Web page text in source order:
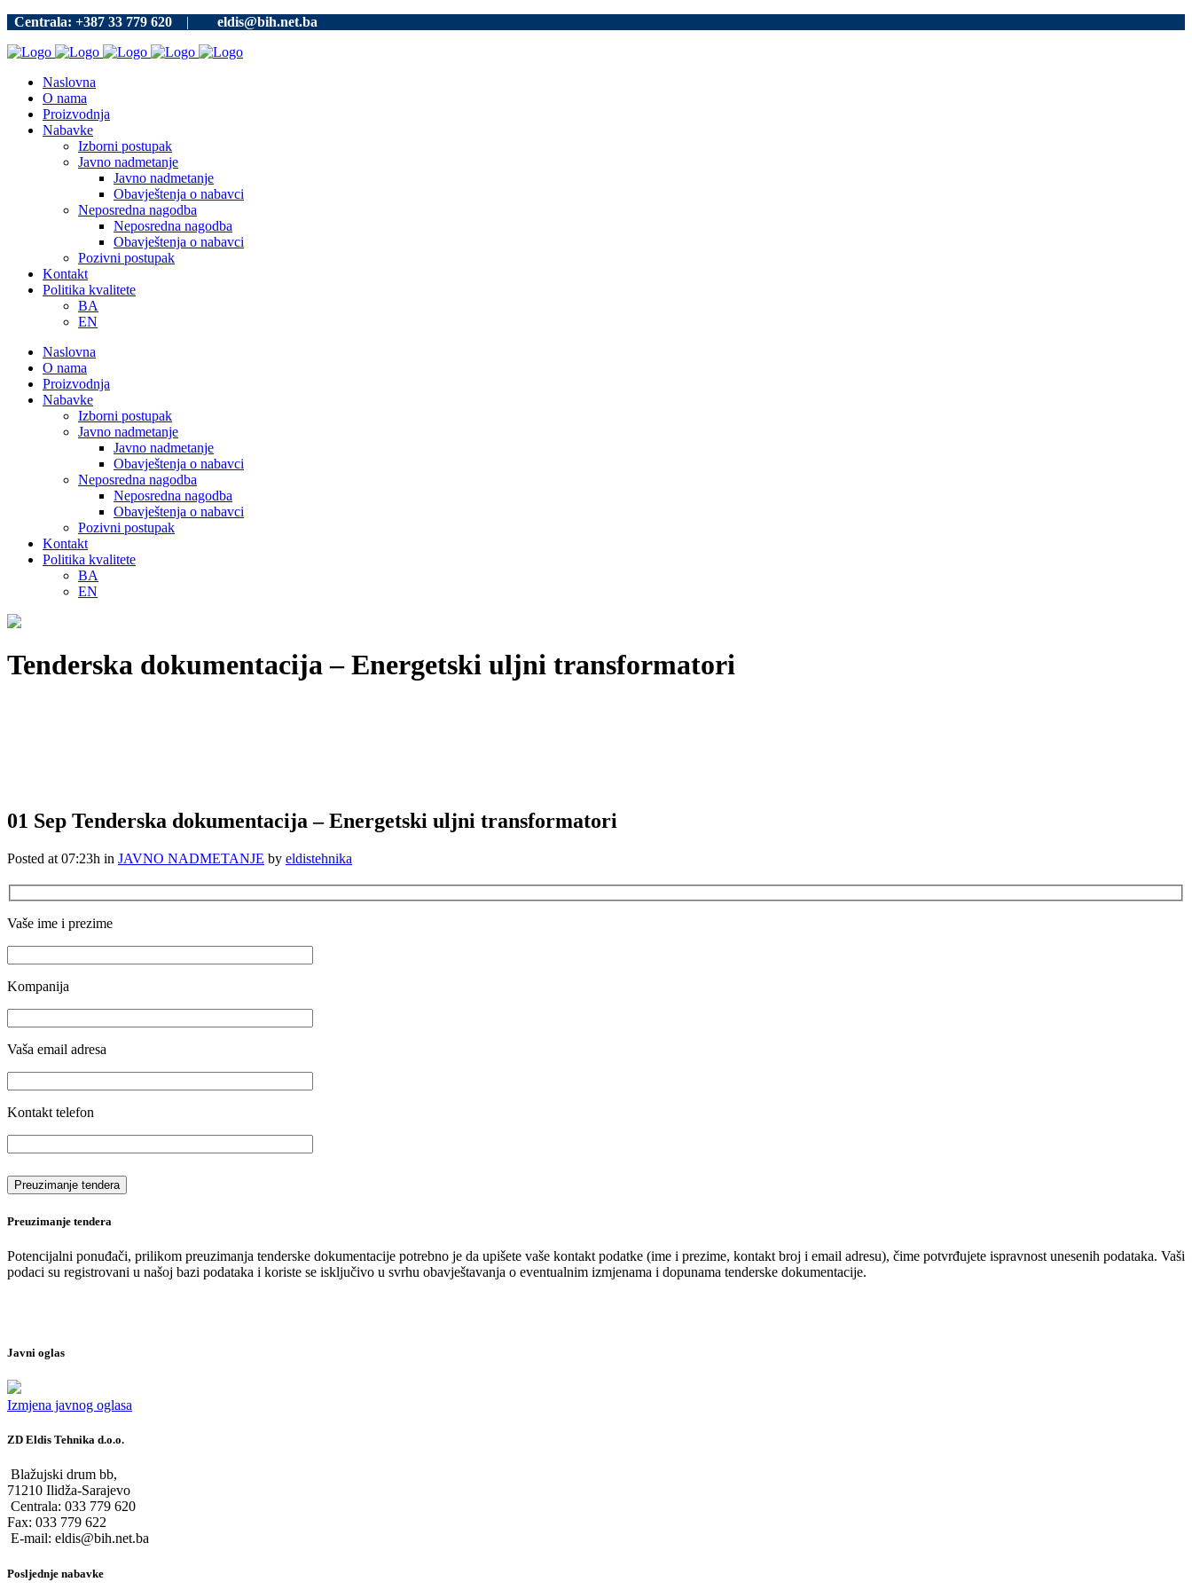
Centrala: +387 33 779 620 | eldis@bih.net.ba
Naslovna
O nama
Proizvodnja
Nabavke
Izborni postupak
Javno nadmetanje
Javno nadmetanje
Obavještenja o nabavci
Neposredna nagodba
Neposredna nagodba
Obavještenja o nabavci
Pozivni postupak
Kontakt
Politika kvalitete
BA
EN
Naslovna
O nama
Proizvodnja
Nabavke
Izborni postupak
Javno nadmetanje
Javno nadmetanje
Obavještenja o nabavci
Neposredna nagodba
Neposredna nagodba
Obavještenja o nabavci
Pozivni postupak
Kontakt
Politika kvalitete
BA
EN
Tenderska dokumentacija – Energetski uljni transformatori
01 Sep Tenderska dokumentacija – Energetski uljni transformatori
Posted at 07:23h in JAVNO NADMETANJE by eldistehnika
Vaše ime i prezime
Kompanija
Vaša email adresa
Kontakt telefon
Preuzimanje tendera
Potencijalni ponuđači, prilikom preuzimanja tenderske dokumentacije potrebno je da upišete vaše kontakt podatke (ime i prezime, kontakt broj i email adresu), čime potvrđujete ispravnost unesenih podataka. Vaši
podaci su registrovani u našoj bazi podataka i koriste se isključivo u svrhu obavještavanja o eventualnim izmjenama i dopunama tenderske dokumentacije.
Javni oglas
Izmjena javnog oglasa
ZD Eldis Tehnika d.o.o.
Blažujski drum bb,
71210 Ilidža-Sarajevo
Centrala: 033 779 620
Fax: 033 779 622
E-mail: eldis@bih.net.ba
Posljednje nabavke